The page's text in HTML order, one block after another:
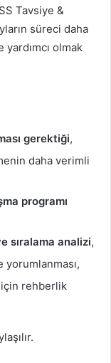
Tavsiye &
süreci daha
olmak
gerektiği,
daha verimli
programı
sıralama analizi,
yorumlanması,
için rehberlik